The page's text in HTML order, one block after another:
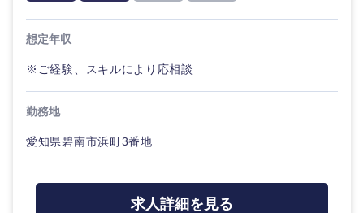
想定年収
※ご経験、スキルにより応相談
勤務地
愛知県碧南市浜町3番地
求人詳細を見る